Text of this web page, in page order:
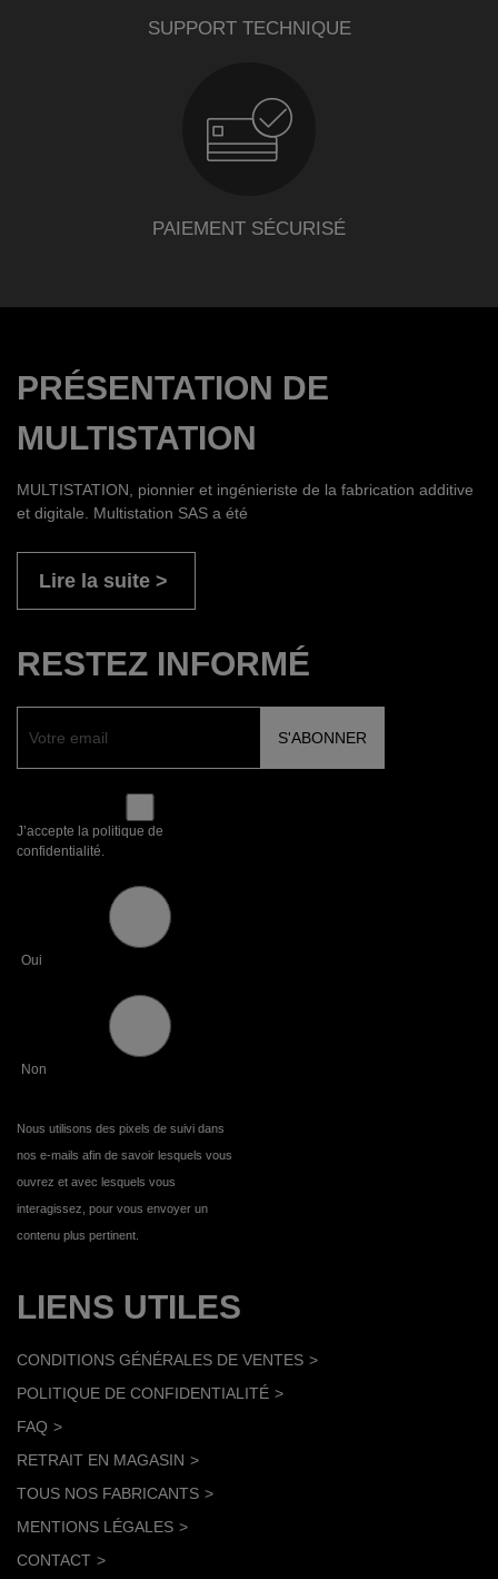
SUPPORT TECHNIQUE
PAIEMENT SÉCURISÉ
PRÉSENTATION DE
MULTISTATION
MULTISTATION, pionnier et ingénieriste de la fabrication additive
et digitale. Multistation SAS a été
Lire la suite
RESTEZ INFORMÉ
J’accepte la politique de
confidentialité.
Oui
Non
Nous utilisons des pixels de suivi dans
nos e-mails afin de savoir lesquels vous
ouvrez et avec lesquels vous
interagissez, pour vous envoyer un
contenu plus pertinent.
LIENS UTILES
CONDITIONS GÉNÉRALES DE VENTES
POLITIQUE DE CONFIDENTIALITÉ
FAQ
RETRAIT EN MAGASIN
TOUS NOS FABRICANTS
MENTIONS LÉGALES
CONTACT